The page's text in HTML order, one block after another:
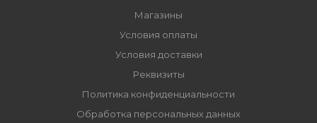
Магазины
Условия оплаты
Условия доставки
Реквизиты
Политика конфиденциальности
Обработка персональных данных